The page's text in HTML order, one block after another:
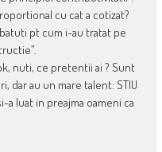
cu cat a cotizat?
pt cum i-au tratat pe
nuti, ce pretentii ai ? Sunt
dar au un mare talent: STIU
a luat in preajma oameni ca